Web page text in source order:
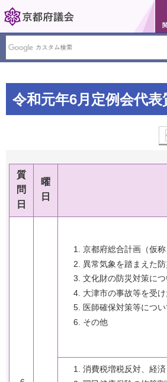
京都府議会
令和元年6月定例会代表
質
問
日
曜
日
京都府総合計画（仮
異常気象を踏まえた
文化財の防災対策に
大津市の事故等を受
医師確保対策等につい
その他
消費税増税反対、経済